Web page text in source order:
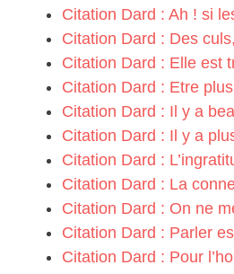
Citation Dard : Ah ! si
Citation Dard : Des
Citation Dard : Elle est
Citation Dard : Etre
Citation Dard : Il y a
Citation Dard : Il y a
Citation Dard :
Citation Dard : La
Citation Dard : On ne
Citation Dard : Parler
Citation Dard : Pour